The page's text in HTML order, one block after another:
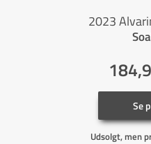
2023
Se
Udsolgt, men